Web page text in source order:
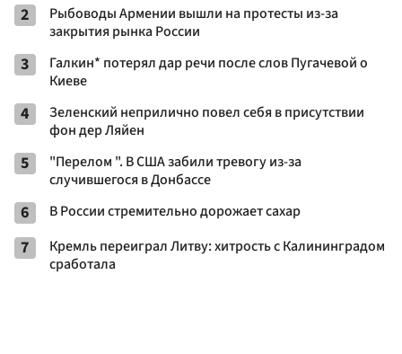
2
Рыбоводы Армении вышли на протесты из-за
закрытия рынка России
3
Галкин* потерял дар речи после слов Пугачевой о
Киеве
4
Зеленский неприлично повел cебя в присутствии
фон дер Ляйен
5
"Перелом ". В США забили тревогу из-за
случившегося в Донбассе
6 В России стремительно дорожает сахар
7
Кремль переиграл Литву: хитрость с Калининградом
сработала